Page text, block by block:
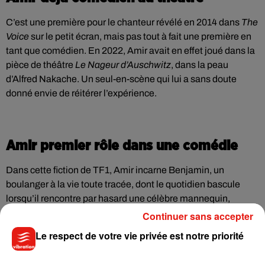
C’est une première pour le chanteur révélé en 2014 dans The
Voicesur le petit écran, mais pas tout à fait une première en
tant que comédien. En 2022, Amir avait en effet joué dans la
pièce de théâtre Le Nageur d’Auschwitz, dans la peau
d’Alfred Nakache. Un seul-en-scène qui lui a sans doute
donné envie de réitérer l’expérience.
Amir premier rôle dans une comédie
Dans cette fiction de TF1, Amir incarne Benjamin, un
boulanger à la vie toute tracée, dont le quotidien bascule
lorsqu’il rencontre par hasard une célèbre mannequin,
Louise Meyer, interprétée par Ludmilla Von Claer. Deux
mondes que tout oppose, mais qui vont pourtant se croiser
pour donner naissance à une histoire d’amour et tenter de la
Le respect de votre vie privée est notre priorité
Continuer sans accepter